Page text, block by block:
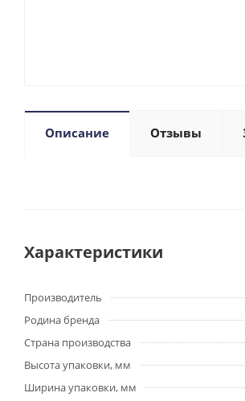
Описание Отзывы
Характеристики
Производитель
Родина бренда
Страна производства
Высота упаковки, мм
Ширина упаковки, мм